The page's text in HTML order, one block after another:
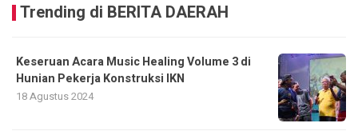
Trending di BERITA DAERAH
Keseruan Acara Music Healing Volume 3 di
Hunian Pekerja Konstruksi IKN
18 Agustus 2024